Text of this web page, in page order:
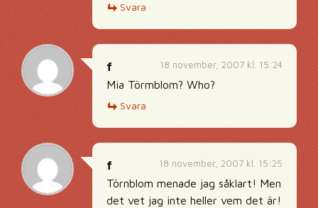
Svara
18 november, 2007 kl. 15:24
f
Mia Törmblom? Who?
Svara
18 november, 2007 kl. 15:25
f
Törnblom menade jag såklart! Men
det vet jag inte heller vem det är!